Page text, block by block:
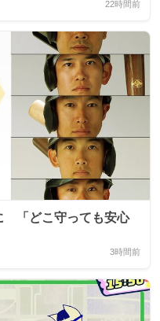
22時間前
「どこ守っても安心
3時間前